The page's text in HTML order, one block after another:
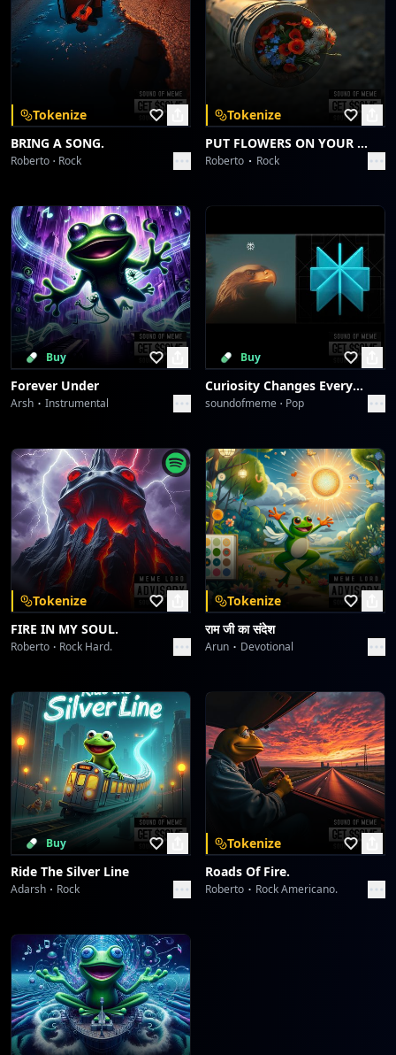
Tokenize
BRING A SONG.
Roberto Rock
Tokenize
PUT FLOWERS ON YOUR GUNS.
Roberto Rock
Buy
Forever Under
Arsh Instrumental
Buy
Curiosity Changes Everything
soundofmeme Pop
Tokenize
FIRE IN MY SOUL.
Roberto Rock Hard.
Tokenize
राम जी का संदेश
Arun Devotional
Buy
Ride The Silver Line
Adarsh Rock
Tokenize
Roads Of Fire.
Roberto Rock Americano.